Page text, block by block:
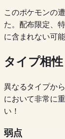
このポケモンの
た。配布限定、
に含まれない可
タイプ相性
異なるタイプか
において非常に
い！
弱点